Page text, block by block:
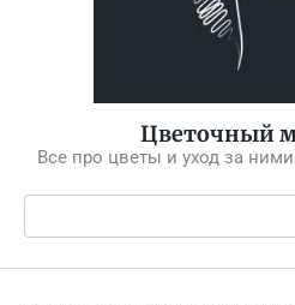
Цветочный
Все про цветы и уход за
Поиск: